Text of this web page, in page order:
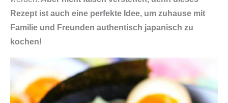
Rezept ist auch eine perfekte Idee, um zuhause mit
Familie und Freunden authentisch japanisch zu
kochen!